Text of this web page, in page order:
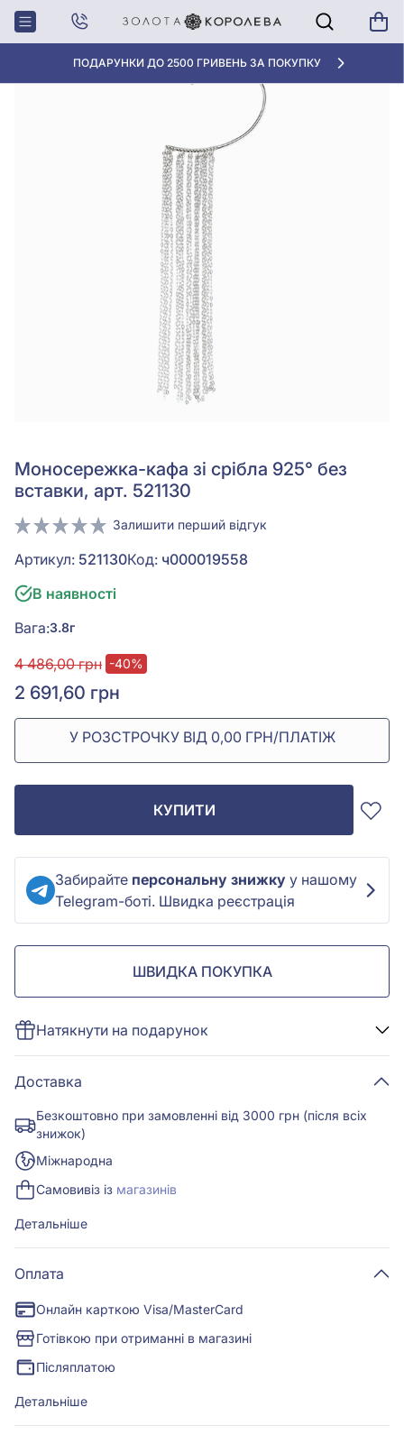
АКЦІЯ ДЛЯ КЛІЄНТІВ "НОВА ПОШТА"
Головна Моносережка-кафа зі срібла 925° без вставки, арт. 521130
Моносережка-кафа зі срібла 925° без
вставки, арт. 521130
Залишити перший відгук
Артикул: 521130Код: ч000019558
В наявності
Вага:3.8г
4 486,00 грн -40%
2 691,60 грн
У РОЗСТРОЧКУ ВІД 0,00 ГРН/ПЛАТІЖ
КУПИТИ
Забирайте персональну знижку у нашому
Telegram-боті. Швидка реєстрація
ШВИДКА ПОКУПКА
Натякнути на подарунок
Доставка
Безкоштовно при замовленні від 3000 грн (після всіх
знижок)
Міжнародна
Самовивіз із магазинів
Детальніше
Оплата
Онлайн карткою Visa/MasterCard
Готівкою при отриманні в магазині
Післяплатою
Детальніше